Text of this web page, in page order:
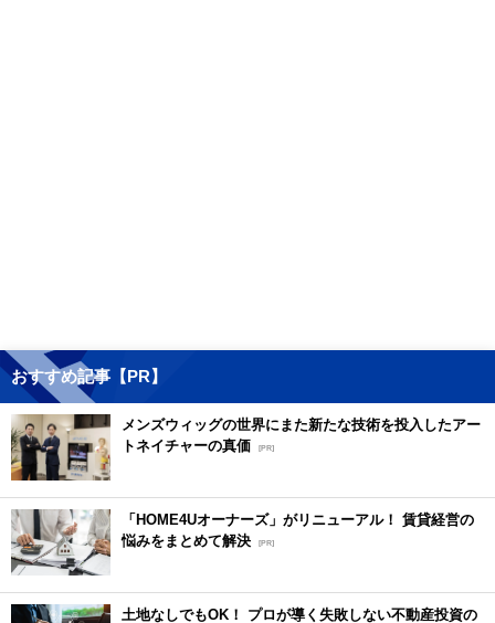
おすすめ記事【PR】
メンズウィッグの世界にまた新たな技術を投入したアー
トネイチャーの真価 [PR]
「HOME4Uオーナーズ」がリニューアル！ 賃貸経営の
悩みをまとめて解決 [PR]
土地なしでもOK！ プロが導く失敗しない不動産投資の